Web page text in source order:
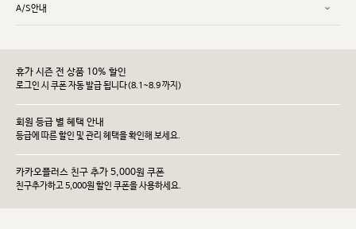
A/S안내
휴가 시즌 전 상품 10% 할인
로그인 시 쿠폰 자동 발급 됩니다(8.1~8.9 까지)
회원 등급 별 혜택 안내
등급에 따른 할인 및 관리 헤택을 확인해 보세요.
카카오플러스 친구 추가 5,000원 쿠폰
친구추가하고 5,000원 할인 쿠폰을 사용하세요.